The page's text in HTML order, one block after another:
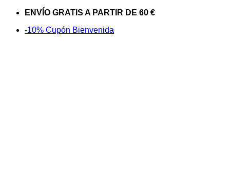
Saltar
contenido
ENVÍO GRATIS A PARTIR DE 60 €
-10% Cupón Bienvenida